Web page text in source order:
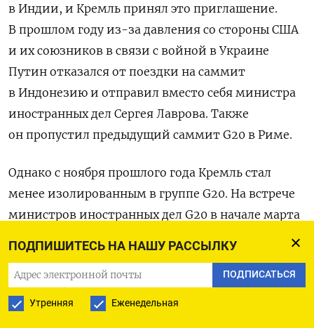
ПОДПИШИТЕСЬ НА НАШУ РАССЫЛКУ
ПОДПИСАТЬСЯ
Утренняя Еженедельная
в Индии, и Кремль принял это приглашение.
В прошлом году из-за давления со стороны США
и их союзников в связи с войной в Украине
Путин отказался от поездки на саммит
в Индонезию и отправил вместо себя министра
иностранных дел Сергея Лаврова. Также
он пропустил предыдущий саммит G20 в Риме.
Однако с ноября прошлого года Кремль стал
менее изолированным в группе G20. На встрече
министров иностранных дел G20 в начале марта
формулировки, касающиеся войны в Украине,
которые были согласованы на саммите
в Индонезии менее чем за полгода до этого. Они